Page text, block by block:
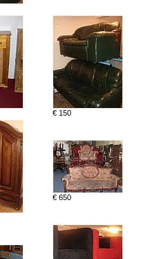
€ 150
€ 650